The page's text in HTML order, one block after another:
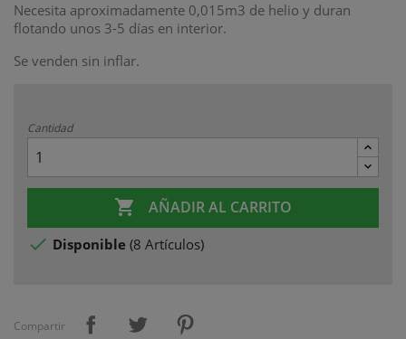
Necesita aproximadamente 0,015m3 de helio y duran
flotando unos 3-5 días en interior.
Se venden sin inflar.
Cantidad
 AÑADIR AL CARRITO
 Disponible (8 Artículos)
Compartir